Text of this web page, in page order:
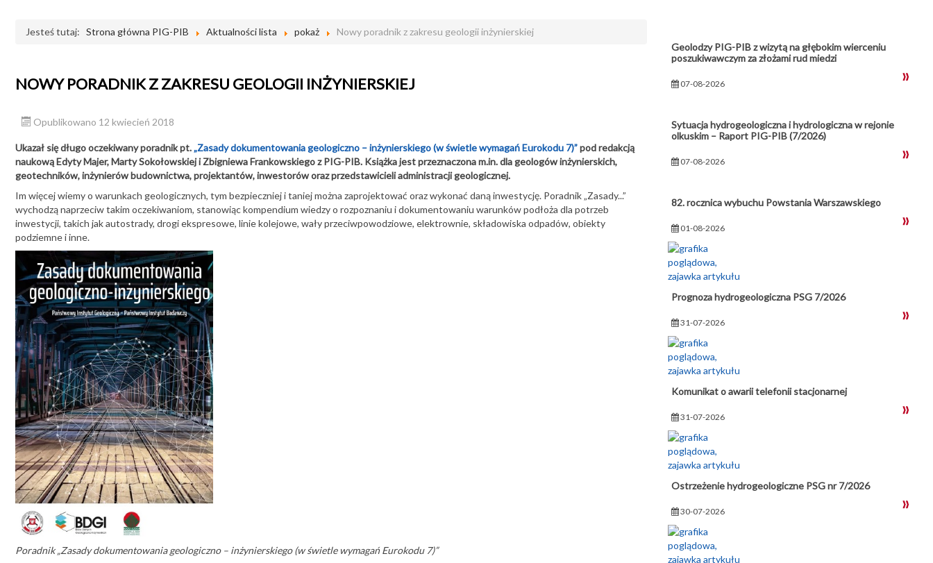
Jesteś tutaj: Strona główna PIG-PIB Aktualności lista pokaż Nowy poradnik z zakresu geologii inżynierskiej
NOWY PORADNIK Z ZAKRESU GEOLOGII INŻYNIERSKIEJ
Opublikowano 12 kwiecień 2018
Ukazał się długo oczekiwany poradnik pt.„Zasady dokumentowania geologiczno – inżynierskiego (w świetle wymagań Eurokodu 7)”pod redakcją
naukową Edyty Majer, Marty Sokołowskiej i Zbigniewa Frankowskiego z PIG-PIB. Książka jest przeznaczona m.in. dla geologów inżynierskich,
geotechników, inżynierów budownictwa, projektantów, inwestorów oraz przedstawicieli administracji geologicznej.
Im więcej wiemy o warunkach geologicznych, tym bezpieczniej i taniej można zaprojektować oraz wykonać daną inwestycję. Poradnik „Zasady...”
wychodzą naprzeciw takim oczekiwaniom, stanowiąc kompendium wiedzy o rozpoznaniu i dokumentowaniu warunków podłoża dla potrzeb
inwestycji, takich jak autostrady, drogi ekspresowe, linie kolejowe, wały przeciwpowodziowe, elektrownie, składowiska odpadów, obiekty
podziemne i inne.
Poradnik „Zasady dokumentowania geologiczno – inżynierskiego (w świetle wymagań Eurokodu 7)”
Geolodzy PIG-PIB z wizytą na głębokim wierceniu
poszukiwawczym za złożami rud miedzi
07-08-2026
Sytuacja hydrogeologiczna i hydrologiczna w rejonie
olkuskim – Raport PIG-PIB (7/2026)
07-08-2026
82. rocznica wybuchu Powstania Warszawskiego
01-08-2026
Prognoza hydrogeologiczna PSG 7/2026
31-07-2026
Komunikat o awarii telefonii stacjonarnej
31-07-2026
Ostrzeżenie hydrogeologiczne PSG nr 7/2026
30-07-2026